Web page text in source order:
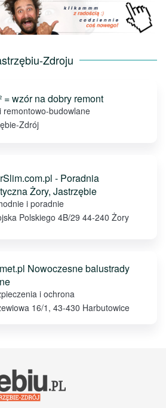
Zdroju
= wzór na dobry remont
remontowo-budowlane
Zdrój
- Poradnia
Żory, Jastrzębie
i poradnie
Polskiego 4B/29 44-240 Żory
Nowoczesne balustrady
i ochrona
16/1, 43-430 Harbutowice